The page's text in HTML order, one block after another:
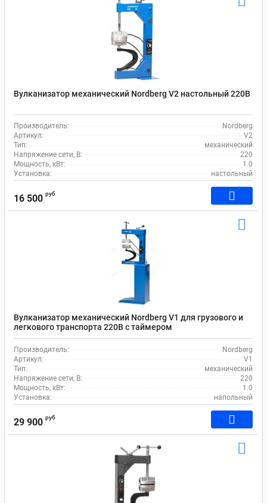
Вулканизатор механический Nordberg V2 настольный 220В
Производитель:
Nordberg
Артикул:
V2
Тип:
механический
Напряжение сети, В:
220
Мощность, кВт:
1.0
Установка:
настольный
16 500 руб
Вулканизатор механический Nordberg V1 для грузового и
легкового транспорта 220В с таймером
Производитель:
Nordberg
Артикул:
V1
Тип:
механический
Напряжение сети, В:
220
Мощность, кВт:
1.0
Установка:
напольный
29 900 руб